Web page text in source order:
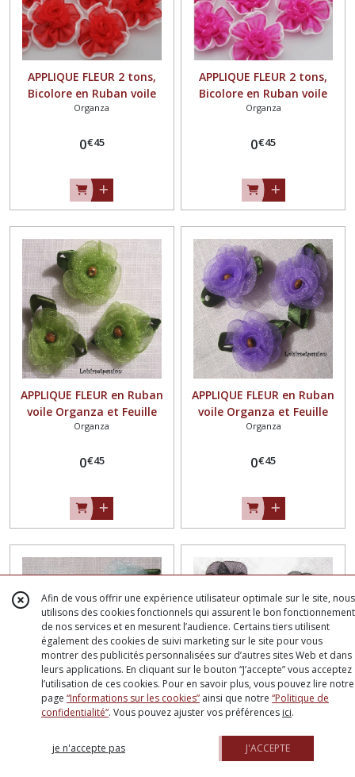
APPLIQUE FLEUR 2 tons,
Bicolore en Ruban voile
Organza / ROUGE ** 30 mm
vendu à l'unité - F17
Organza
0€45
APPLIQUE FLEUR 2 tons,
Bicolore en Ruban voile
Organza / FUCHSIA ** 30
vendu à l'unité - F17
Organza
0€45
APPLIQUE FLEUR en Ruban
voile Organza et Feuille
satin, perle bois / VERT
coudre ou à coller, vendu à
Organza
0€45
APPLIQUE FLEUR en Ruban
voile Organza et Feuille
satin, perle bois / LILAS **
coller, vendu à l'unité - F18
Organza
0€45
APPLIQUE FLEUR en Ruban
satin, perle bois / BLEU CIEL
Organza
APPLIQUE FLEUR en Ruban
satin, perle bois / NOIR **
30 mm ** à coudre ou à
Organza
Afin de vous offrir une expérience utilisateur optimale sur le site, nous
utilisons des cookies fonctionnels qui assurent le bon fonctionnement
de nos services et en mesurent l’audience. Certains tiers utilisent
également des cookies de suivi marketing sur le site pour vous
montrer des publicités personnalisées sur d’autres sites Web et dans
leurs applications. En cliquant sur le bouton “J’accepte” vous acceptez
l’utilisation de ces cookies. Pour en savoir plus, vous pouvez lire notre
page “Informations sur les cookies” ainsi que notre “Politique de
confidentialité“. Vous pouvez ajuster vos préférences ici.
je n'accepte pas J'ACCEPTE